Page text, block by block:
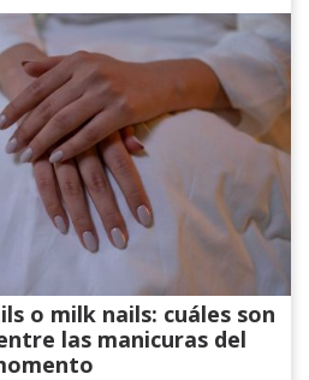
o milk nails: cuáles son
las manicuras del